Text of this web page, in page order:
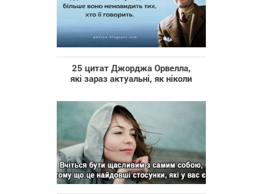
25 цитат Джорджа Орвелла,
які зараз актуальні, як ніколи